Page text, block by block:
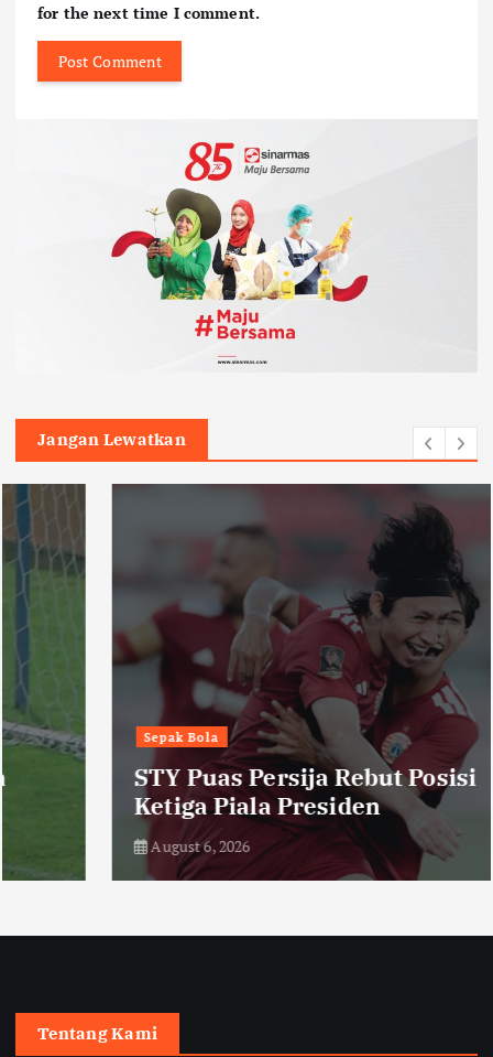
for the next time I comment.
Jangan Lewatkan
Sepak Bola
STY Puas Persija Rebut Posisi
Ketiga Piala Presiden
August 6, 2026
Tentang Kami